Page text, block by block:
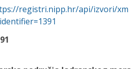
registri.nipp.hr/api/izvori/xm